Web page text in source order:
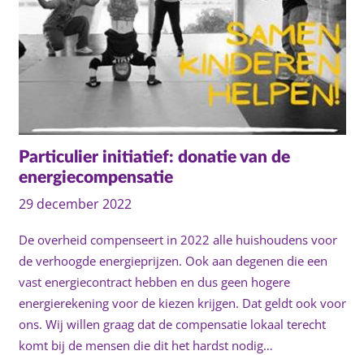
Particulier initiatief: donatie van de
energiecompensatie
29 december 2022
De overheid compenseert in 2022 alle huishoudens voor
de verhoogde energieprijzen. Ook aan degenen die een
vast energiecontract hebben en dus geen hogere
energierekening voor de kiezen krijgen. Dat geldt ook voor
ons. Wij willen graag dat de compensatie lokaal terecht
komt bij de mensen die dit het hardst nodig…